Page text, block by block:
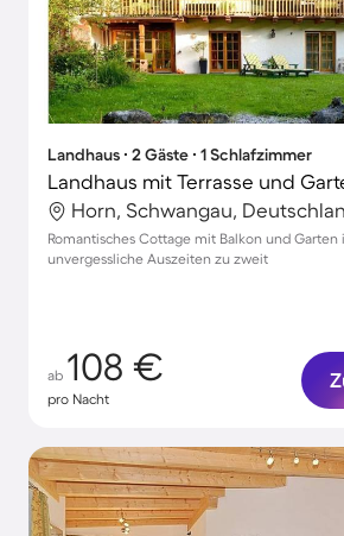
Landhaus ∙ 2 Gäste ∙ 1 Schlafzimmer
Landhaus mit Terrasse und
Horn, Schwangau,
Romantisches Cottage mit Balkon und Garten
unvergessliche Auszeiten zu zweit
ab 108 €
pro Nacht